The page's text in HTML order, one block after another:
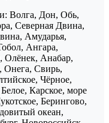
Волга, Дон, Обь,
Северная Двина,
Амударья,
Ангара,
Олёнек, Анабар,
Онега, Свирь,
Чёрное,
Карское, море
Берингово,
океан,